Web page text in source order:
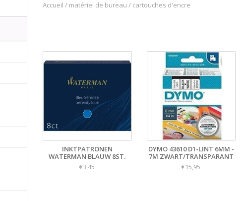
Accueil / matériel de bureau / cartouches d'encre
INKTPATRONEN
WATERMAN BLAUW 8ST.
€3,45
DYMO 43610 D1-LINT 6MM -
7M ZWART/TRANSPARANT
€15,95